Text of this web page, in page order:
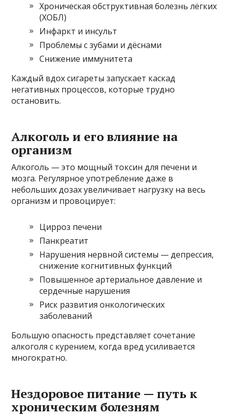
Хроническая обструктивная болезнь лёгких
(ХОБЛ)
Инфаркт и инсульт
Проблемы с зубами и дёснами
Снижение иммунитета
Каждый вдох сигареты запускает каскад
негативных процессов, которые трудно
остановить.
Алкоголь и его влияние на
организм
Алкоголь — это мощный токсин для печени и
мозга. Регулярное употребление даже в
небольших дозах увеличивает нагрузку на весь
организм и провоцирует:
Цирроз печени
Панкреатит
Нарушения нервной системы — депрессия,
снижение когнитивных функций
Повышенное артериальное давление и
сердечные нарушения
Риск развития онкологических
заболеваний
Большую опасность представляет сочетание
алкоголя с курением, когда вред усиливается
многократно.
Нездоровое питание — путь к
хроническим болезням